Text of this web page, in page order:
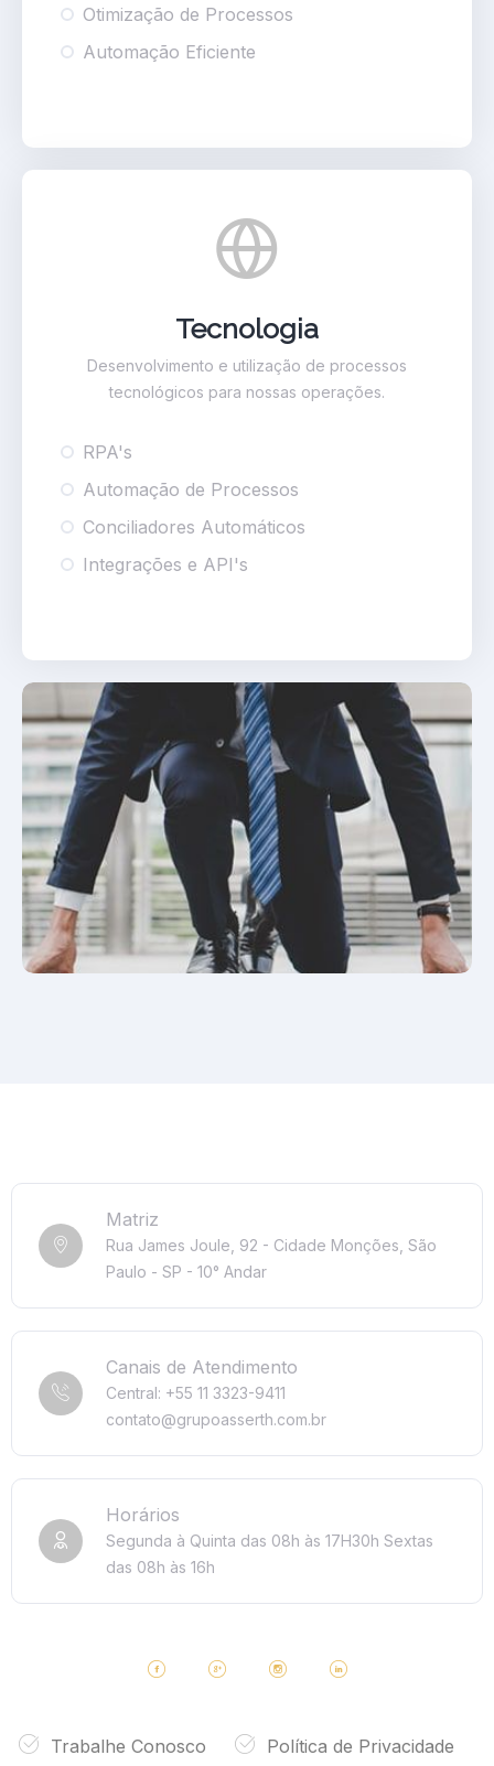
Otimização de Processos
Automação Eficiente
Tecnologia
Desenvolvimento e utilização de processos
tecnológicos para nossas operações.
RPA's
Automação de Processos
Conciliadores Automáticos
Integrações e API's
Matriz
Rua James Joule, 92 - Cidade Monções, São
Paulo - SP - 10° Andar
Canais de Atendimento
Central: +55 11 3323-9411
contato@grupoasserth.com.br
Horários
Segunda à Quinta das 08h às 17H30h Sextas
das 08h às 16h
Trabalhe Conosco Política de Privacidade